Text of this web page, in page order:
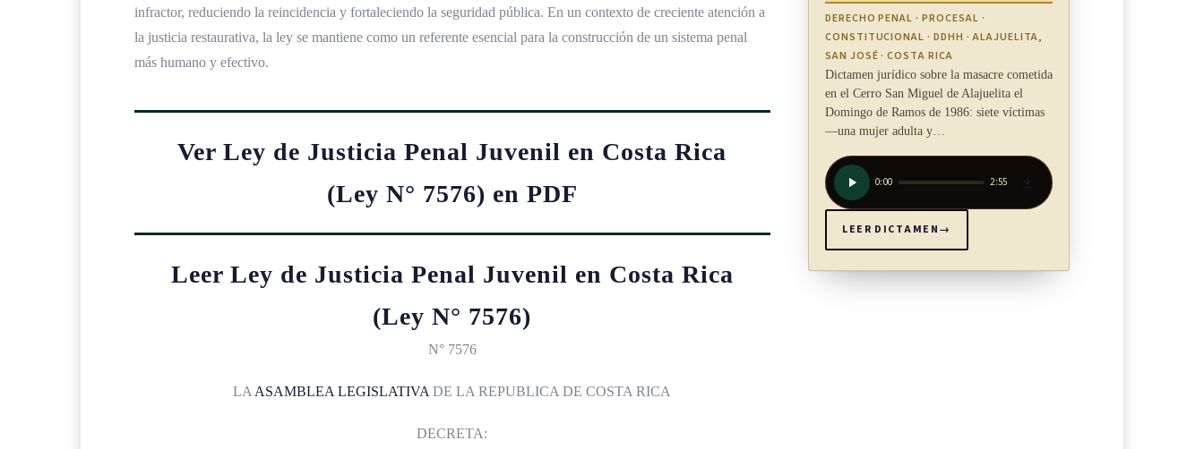
infractor, reduciendo la reincidencia y fortaleciendo la seguridad pública. En un contexto de creciente atención a
la justicia restaurativa, la ley se mantiene como un referente esencial para la construcción de un sistema penal
más humano y efectivo.
Ver Ley de Justicia Penal Juvenil en Costa Rica
(Ley N° 7576) en PDF
Leer Ley de Justicia Penal Juvenil en Costa Rica
(Ley N° 7576)
N° 7576
LA ASAMBLEA LEGISLATIVA DE LA REPUBLICA DE COSTA RICA
DECRETA:
DERECHO PENAL · PROCESAL ·
CONSTITUCIONAL · DDHH · ALAJUELITA,
SAN JOSÉ · COSTA RICA
Dictamen jurídico sobre la masacre cometida
en el Cerro San Miguel de Alajuelita el
Domingo de Ramos de 1986: siete víctimas
—una mujer adulta y…
0:00 2:55
LEER DICTAMEN→